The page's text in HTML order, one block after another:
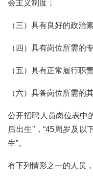
会主义制度；
（三）具有良好的政治
（四）具有岗位所需的
（五）具有正常履行职
（六）具备岗位所需的
公开招聘人员岗位表中
后出生”，“45周岁及以
生”。
有下列情形之一的人员